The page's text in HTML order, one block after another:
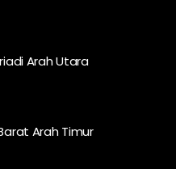
Arah Utara
Arah Timur